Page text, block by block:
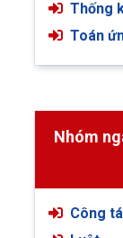
Thống
Toán
Nhóm
Công